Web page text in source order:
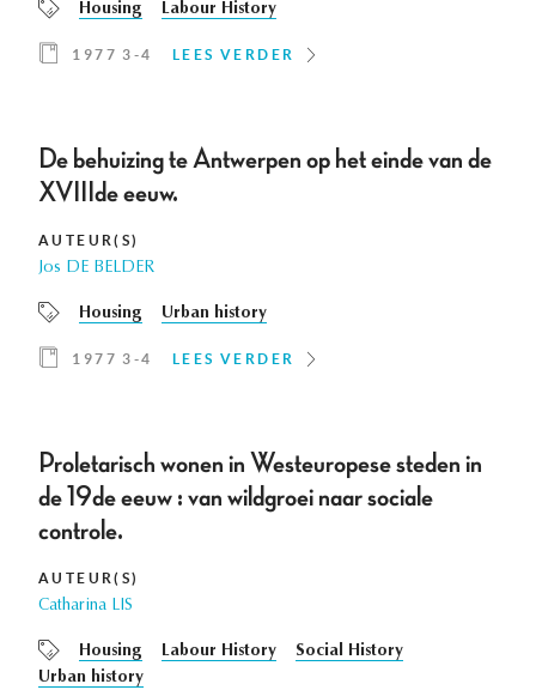
Housing Labour History
1977 3-4 LEES VERDER
De behuizing te Antwerpen op het einde van de
XVIIIde eeuw.
AUTEUR(S)
Jos DE BELDER
Housing Urban history
1977 3-4 LEES VERDER
Proletarisch wonen in Westeuropese steden in
de 19de eeuw : van wildgroei naar sociale
controle.
AUTEUR(S)
Catharina LIS
Housing Labour History
Social History
Urban history